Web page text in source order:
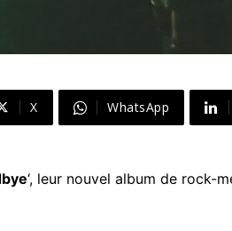
X WhatsApp
‘, leur nouvel album de rock-